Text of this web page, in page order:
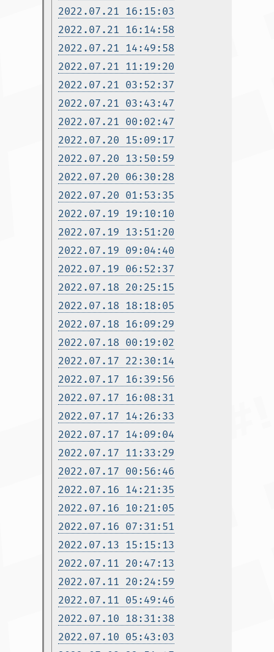
2022.07.21 16:15:03
2022.07.21 16:14:58
2022.07.21 14:49:58
2022.07.21 11:19:20
2022.07.21 03:52:37
2022.07.21 03:43:47
2022.07.21 00:02:47
2022.07.20 15:09:17
2022.07.20 13:50:59
2022.07.20 06:30:28
2022.07.20 01:53:35
2022.07.19 19:10:10
2022.07.19 13:51:20
2022.07.19 09:04:40
2022.07.19 06:52:37
2022.07.18 20:25:15
2022.07.18 18:18:05
2022.07.18 16:09:29
2022.07.18 00:19:02
2022.07.17 22:30:14
2022.07.17 16:39:56
2022.07.17 16:08:31
2022.07.17 14:26:33
2022.07.17 14:09:04
2022.07.17 11:33:29
2022.07.17 00:56:46
2022.07.16 14:21:35
2022.07.16 10:21:05
2022.07.16 07:31:51
2022.07.13 15:15:13
2022.07.11 20:47:13
2022.07.11 20:24:59
2022.07.11 05:49:46
2022.07.10 18:31:38
2022.07.10 05:43:03